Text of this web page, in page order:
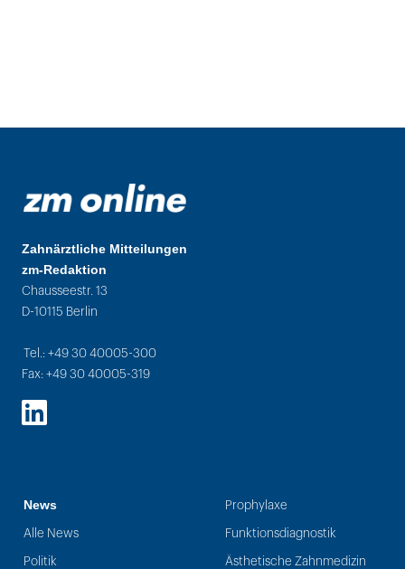
Zahnärztliche Mitteilungen
zm-Redaktion
Chausseestr. 13
D-10115 Berlin
Tel.: +49 30 40005-300
Fax: +49 30 40005-319
LinkedIn
News
Alle News
Politik
Prophylaxe
Funktionsdiagnostik
Ästhetische Zahnmedizin